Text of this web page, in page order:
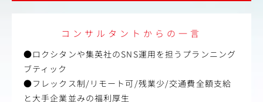
コンサルタントからの一言
●ロクシタンや集英社のSNS運用を担うプランニング
ブティック
●フレックス制/リモート可/残業少/交通費全額支給
と大手企業並みの福利厚生